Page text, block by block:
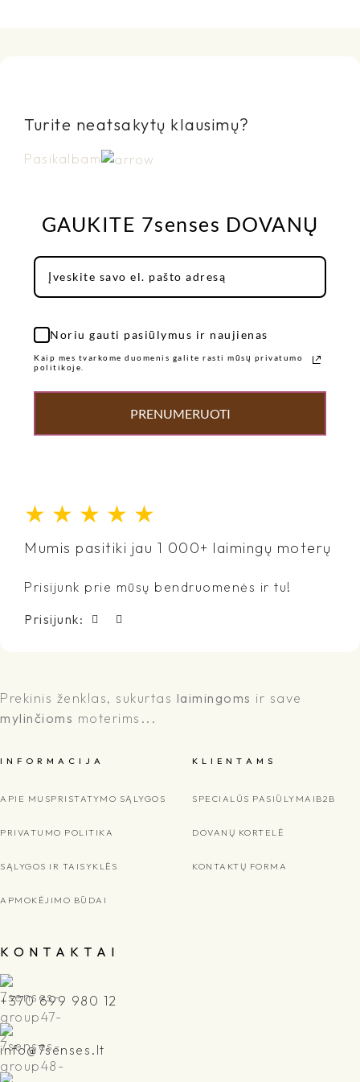
Turite neatsakytų klausimų?
Pasikalbam
GAUKITE 7senses DOVANŲ
Noriu gauti pasiūlymus ir naujienas
Kaip mes tvarkome duomenis galite rasti mūsų privatumo
politikoje.
PRENUMERUOTI
★ ★ ★ ★ ★
Mumis pasitiki jau 1 000+ laimingų moterų
Prisijunk prie mūsų bendruomenės ir tu!
Prisijunk:
Prekinis ženklas, sukurtas laimingoms ir save
mylinčioms moterims...
I N F O R M A C I J A
APIE MUSPRISTATYMO SĄLYGOS
PRIVATUMO POLITIKA
SĄLYGOS IR TAISYKLĖS
APMOKĖJIMO BŪDAI
K L I E N T A M S
SPECIALŪS PASIŪLYMAI B2B
DOVANŲ KORTELĖ
KONTAKTŲ FORMA
K O N T A K T A I
+370 699 980 12
info@7senses.lt